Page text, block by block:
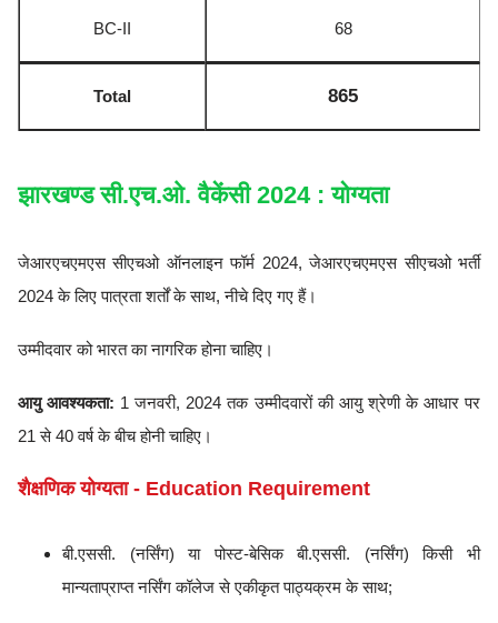
BC-II 68
Total 865
झारखण्ड सी.एच.ओ. वैकेंसी 2024 : योग्यता
जेआरएचएमएस सीएचओ ऑनलाइन फॉर्म 2024, जेआरएचएमएस सीएचओ भर्ती
2024 के लिए पात्रता शर्तों के साथ, नीचे दिए गए हैं।
उम्मीदवार को भारत का नागरिक होना चाहिए।
आयु आवश्यकता: 1 जनवरी, 2024 तक उम्मीदवारों की आयु श्रेणी के आधार पर
21 से 40 वर्ष के बीच होनी चाहिए।
शैक्षणिक योग्यता - Education Requirement
बी.एससी. (नर्सिंग) या पोस्ट-बेसिक बी.एससी. (नर्सिंग) किसी भी
मान्यताप्राप्त नर्सिंग कॉलेज से एकीकृत पाठ्यक्रम के साथ;